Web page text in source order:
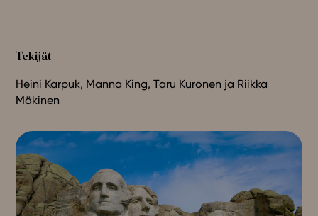
Tekijät
Heini Karpuk, Manna King, Taru Kuronen ja Riikka
Mäkinen